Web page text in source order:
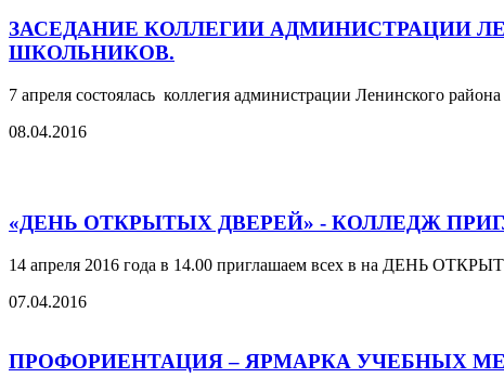
ЗАСЕДАНИЕ КОЛЛЕГИИ АДМИНИСТРАЦИИ
ШКОЛЬНИКОВ.
7 апреля состоялась коллегия администрации Ленинского района
08.04.2016
«ДЕНЬ ОТКРЫТЫХ ДВЕРЕЙ» - КОЛЛЕДЖ
14 апреля 2016 года в 14.00 приглашаем всех в на ДЕНЬ
07.04.2016
ПРОФОРИЕНТАЦИЯ – ЯРМАРКА УЧЕБНЫХ